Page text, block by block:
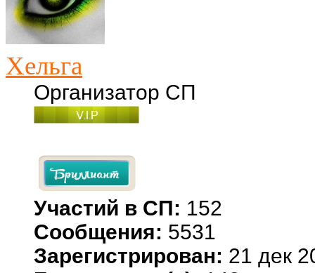
Хельга
Организатор СП
Участий в СП: 152
Сообщения: 5531
Зарегистрирован: 21 дек